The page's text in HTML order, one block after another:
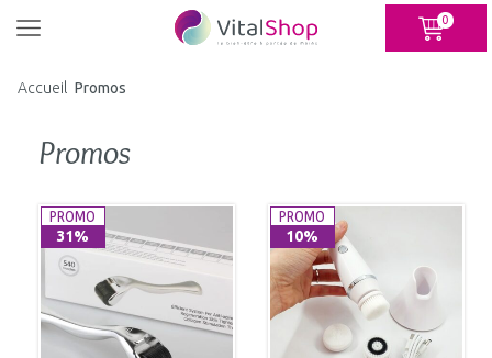
0
Accueil Promos
Promos
PROMO
31%
PROMO
10%
Panneau de gestion des cookies